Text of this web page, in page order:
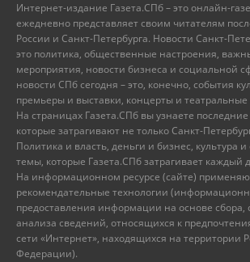
Интернет-издание Газета.СПб – это онлайн-
ежедневно представляет своим читателям
России и Санкт-Петербурга. Новости Санкт-
это политика, общественные настроения,
мероприятия, новости бизнеса и социальной
новости СПб сегодня – это, конечно, события
премьеры и выставки, концерты и театральные
На страницах Газета.СПб вы узнаете
которые затрагивают не только Санкт-
Политика и власть, деньги и бизнес, культура
темы, которые Газета.СПб затрагивает каждый
На информационном ресурсе (сайте)
рекомендательные технологии
предоставления информации на основе сбора,
анализа сведений, относящихся к
сети «Интернет», находящихся на территории
Федерации).